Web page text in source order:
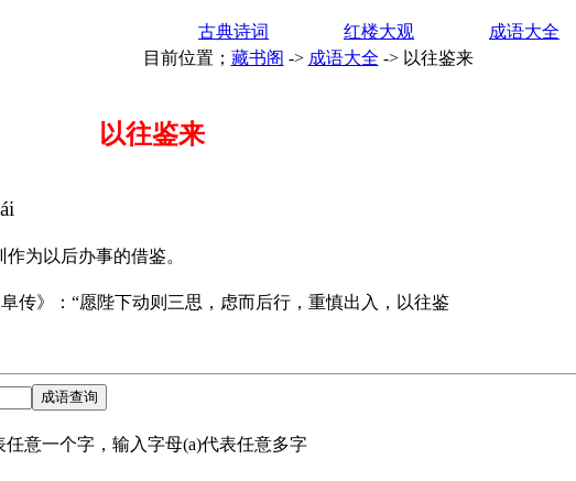
古典诗词 红楼大观
成语大全
目前位置； 藏书阁 -> 成语大全 ->以往鉴来
以往鉴来
为以后办事的借鉴。
》：“愿陛下动则三思，虑而后行，重慎出入，以往鉴
意一个字，输入字母(a)代表任意多字